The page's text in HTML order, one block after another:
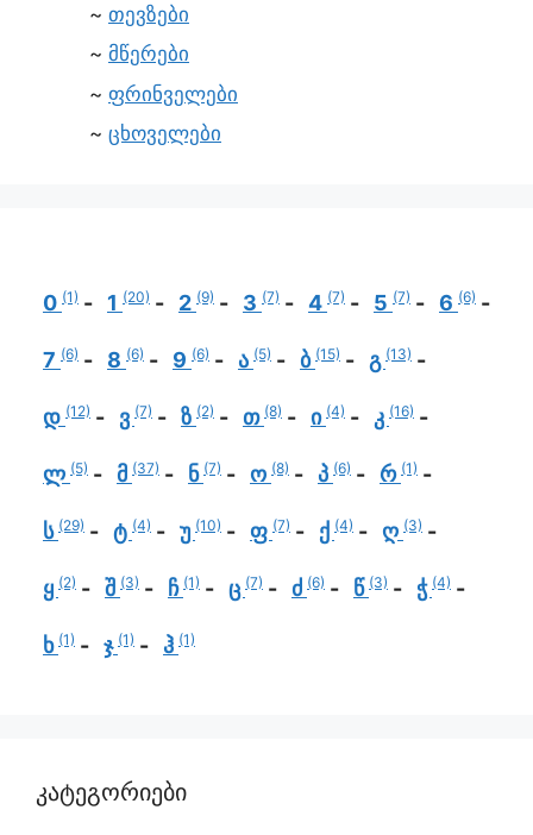
თევზები
მწერები
ფრინველები
ცხოველები
0 (1) 1 (20) 2 (9) 3 (7) 4 (7) 5 (7) 6 (6)
7 (6) 8 (6) 9 (6) ა (5) ბ (15) გ (13)
დ (12) ვ (7) ზ (2) თ (8) ი (4) კ (16)
ლ (5) მ (37) ნ (7) ო (8) პ (6) რ (1)
ს (29) ტ (4) უ (10) ფ (7) ქ (4) ღ (3)
ყ (2) შ (3) ჩ (1) ც (7) ძ (6) წ (3) ჭ (4)
ხ (1) ჯ (1) ჰ (1)
კატეგორიები